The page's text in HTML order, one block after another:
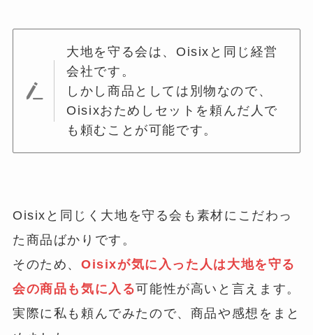
大地を守る会は、Oisixと同じ経営
会社です。
しかし商品としては別物なので、
Oisixおためしセットを頼んだ人で
も頼むことが可能です。
Oisixと同じく大地を守る会も素材にこだわっ
た商品ばかりです。
そのため、 Oisixが気に入った人は大地を守る
会の商品も気に入る可能性が高いと言えます。
実際に私も頼んでみたので、商品や感想をまと